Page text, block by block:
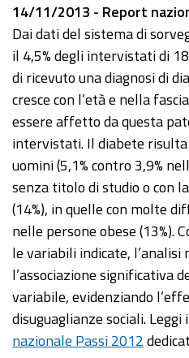
14/11/2013 - Report
Dai dati del sistema di
il 4,5% degli intervistati di
di ricevuto una diagnosi di
cresce con l’età e nella
essere affetto da questa
intervistati. Il diabete
uomini (5,1% contro 3,9%
senza titolo di studio o con
(14%), in quelle con molte
nelle persone obese (13%).
le variabili indicate,
l’associazione significativa
variabile, evidenziando
disuguaglianze sociali.
nazionale Passi 2012